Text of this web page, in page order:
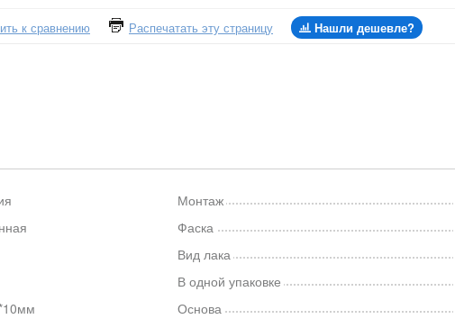
к сравнению Распечатать эту страницу Нашли дешевле?
Монтаж
Фаска
Вид лака
В одной упаковке
Основа